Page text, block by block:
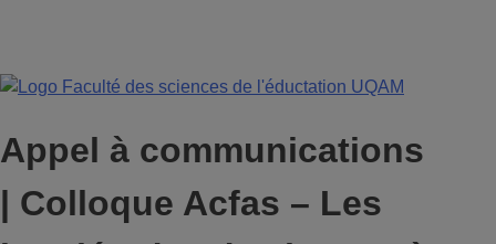
Appel à communications
| Colloque Acfas – Les